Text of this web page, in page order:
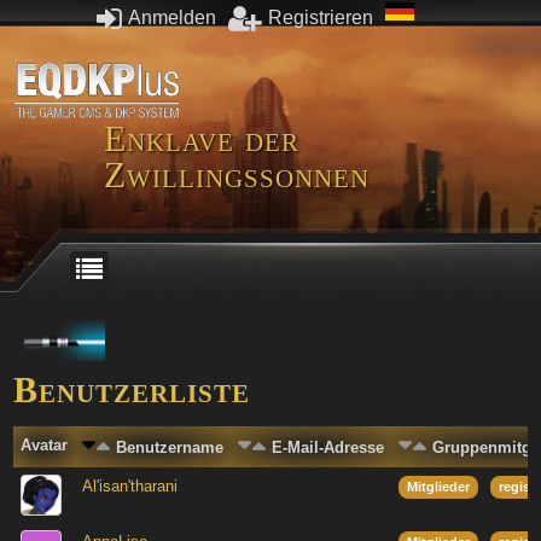
Anmelden Registrieren
Enklave der
Zwillingssonnen
Benutzerliste
Avatar Benutzername E-Mail-Adresse
Al'isan'tharani Mitglieder